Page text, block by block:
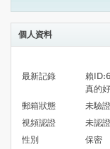
個人資料
最新記錄
賴
真的
郵箱狀態
未驗證
視頻認證
未認證
性別
保密